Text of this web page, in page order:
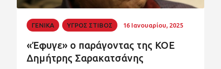
ΓΕΝΙΚΑ ΥΓΡΟΣ ΣΤΙΒΟΣ 16 Ιανουαρίου, 2025
«Έφυγε» ο παράγοντας της ΚΟΕ
Δημήτρης Σαρακατσάνης